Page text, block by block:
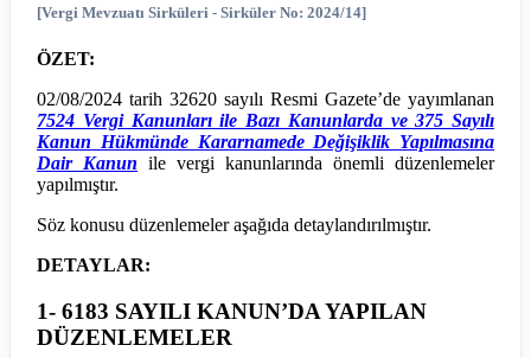
[Vergi Mevzuatı Sirküleri - Sirküler No: 2024/14]
ÖZET:
02/08/2024 tarih 32620 sayılı Resmi Gazete’de yayımlanan
7524 Vergi Kanunları ile Bazı Kanunlarda ve 375 Sayılı
Kanun Hükmünde Kararnamede Değişiklik Yapılmasına
Dair Kanun ile vergi kanunlarında önemli düzenlemeler
yapılmıştır.
Söz konusu düzenlemeler aşağıda detaylandırılmıştır.
DETAYLAR:
1- 6183 SAYILI KANUN’DA YAPILAN
DÜZENLEMELER